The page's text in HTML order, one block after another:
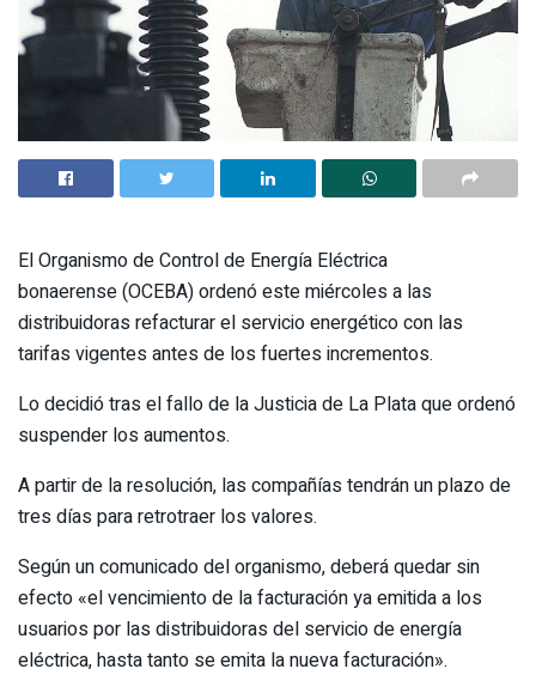
El Organismo de Control de Energía Eléctrica
bonaerense (OCEBA) ordenó este miércoles a las
distribuidoras refacturar el servicio energético con las
tarifas vigentes antes de los fuertes incrementos.
Lo decidió tras el fallo de la Justicia de La Plata que ordenó
suspender los aumentos.
A partir de la resolución, las compañías tendrán un plazo de
tres días para retrotraer los valores.
Según un comunicado del organismo, deberá quedar sin
efecto «el vencimiento de la facturación ya emitida a los
usuarios por las distribuidoras del servicio de energía
eléctrica, hasta tanto se emita la nueva facturación».